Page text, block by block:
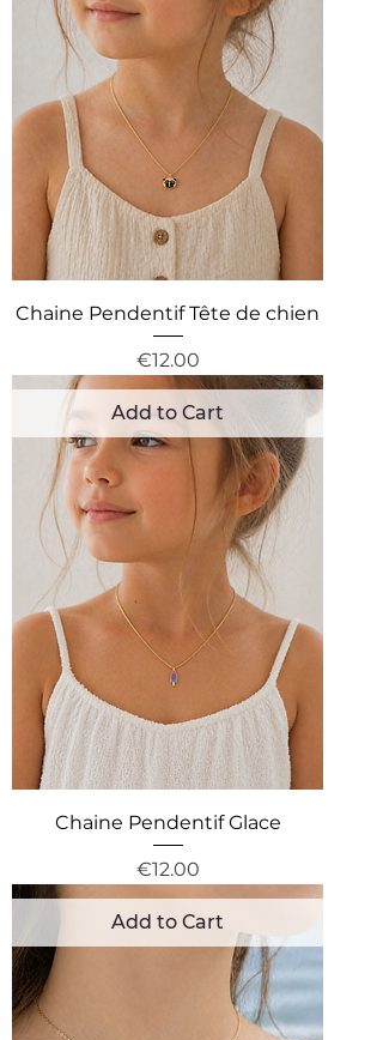
Chaine Pendentif Tête de chien
Price
€12.00
Add to Cart
Chaine Pendentif Glace
Price
€12.00
Add to Cart